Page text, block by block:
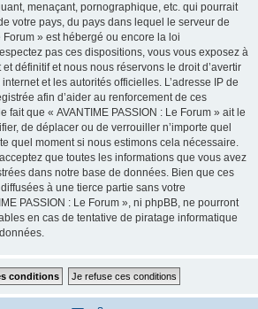
menaçant, pornographique, etc. qui pourrait
votre pays, du pays dans lequel le serveur de
Forum » est hébergé ou encore la loi
pas ces dispositions, vous vous exposez à
définitif et nous nous réservons le droit d’avertir
et les autorités officielles. L’adresse IP de
afin d’aider au renforcement de ces
fait que « AVANTIME PASSION : Le Forum » ait le
de déplacer ou de verrouiller n’importe quel
quel moment si nous estimons cela nécessaire.
que toutes les informations que vous avez
dans notre base de données. Bien que ces
à une tierce partie sans votre
PASSION : Le Forum », ni phpBB, ne pourront
en cas de tentative de piratage informatique